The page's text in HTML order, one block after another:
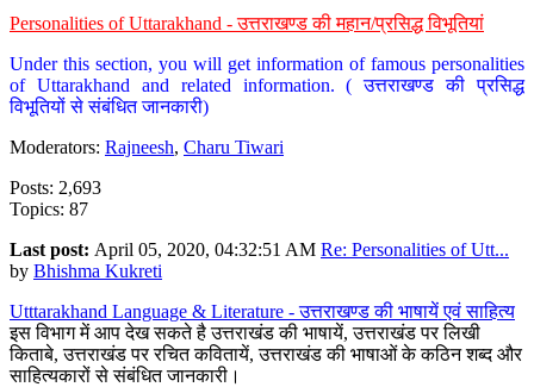
Personalities of Uttarakhand - उत्तराखण्ड की महान/प्रसिद्ध विभूतियां
Under this section, you will get information of famous personalities
of Uttarakhand and related information. ( उत्तराखण्ड की प्रसिद्ध
विभूतियों से संबंधित जानकारी)
Moderators: Rajneesh, Charu Tiwari
Posts: 2,693
Topics: 87
Last post: April 05, 2020, 04:32:51 AM Re: Personalities of Utt...
by Bhishma Kukreti
Utttarakhand Language & Literature - उत्तराखण्ड की भाषायें एवं साहित्य
इस विभाग में आप देख सकते है उत्तराखंड की भाषायें, उत्तराखंड पर लिखी
किताबे, उत्तराखंड पर रचित कवितायें, उत्तराखंड की भाषाओं के कठिन शब्द और
साहित्यकारों से संबंधित जानकारी।